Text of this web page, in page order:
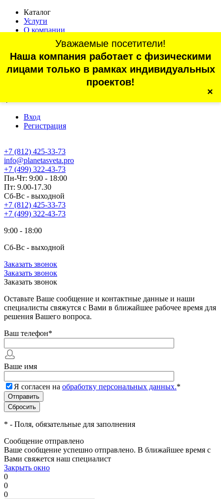
Каталог
Услуги
О компании
Статьи
Контакты
Отзывы
г. Санкт-Петербург, проспект Обуховской Обороны, 70, корп.
Вход
Регистрация
+7 (812) 425-33-73
Уважаемые посетители!
Наша компания работает с физическими
лицами только в рамках индивидуальных
проектов!
×
info@planetasveta.pro
+7 (499) 322-43-73
Пн-Чт: 9:00 - 18:00
Пт: 9.00-17.30
Сб-Вс - выходной
+7 (812) 425-33-73
+7 (499) 322-43-73
9:00 - 18:00
Сб-Вс - выходной
Заказать звонок
Заказать звонок
Заказать звонок
Оставьте Ваше сообщение и контактные данные и наши
специалисты свяжутся с Вами в ближайшее рабочее время для
решения Вашего вопроса.
Ваш телефон*
Ваше имя
Я согласен на обработку персональных данных.*
* - Поля, обязательные для заполнения
Сообщение отправлено
Ваше сообщение успешно отправлено. В ближайшее время с
Вами свяжется наш специалист
Закрыть окно
0
0
0